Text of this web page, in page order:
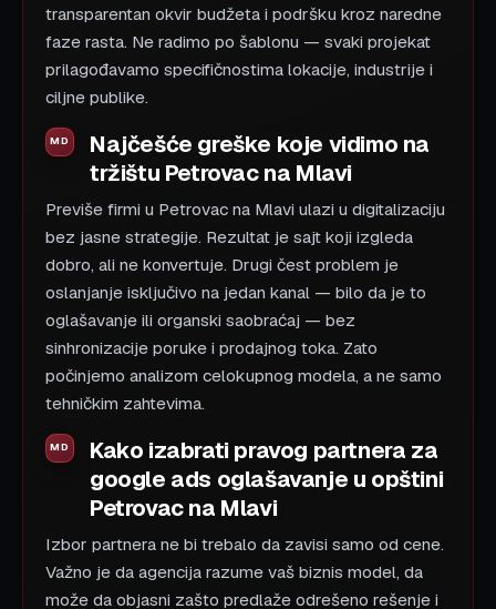
transparentan okvir budžeta i podršku kroz naredne
faze rasta. Ne radimo po šablonu — svaki projekat
prilagođavamo specifičnostima lokacije, industrije i
ciljne publike.
Najčešće greške koje vidimo na
tržištu Petrovac na Mlavi
Previše firmi u Petrovac na Mlavi ulazi u digitalizaciju
bez jasne strategije. Rezultat je sajt koji izgleda
dobro, ali ne konvertuje. Drugi čest problem je
oslanjanje isključivo na jedan kanal — bilo da je to
oglašavanje ili organski saobraćaj — bez
sinhronizacije poruke i prodajnog toka. Zato
počinjemo analizom celokupnog modela, a ne samo
tehničkim zahtevima.
Kako izabrati pravog partnera za
google ads oglašavanje u opštini
Petrovac na Mlavi
Izbor partnera ne bi trebalo da zavisi samo od cene.
Važno je da agencija razume vaš biznis model, da
može da objasni zašto predlaže odrešeno rešenje i